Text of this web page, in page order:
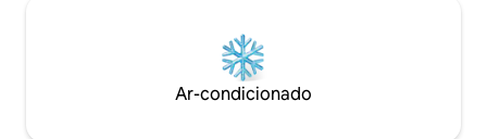
Ar-condicionado